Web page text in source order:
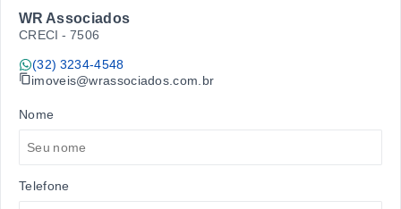
WR Associados
CRECI - 7506
(32) 3234-4548
imoveis@wrassociados.com.br
Nome
Telefone